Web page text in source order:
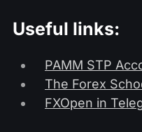
Useful links:
PAMM STP
The Forex
FXOpen in